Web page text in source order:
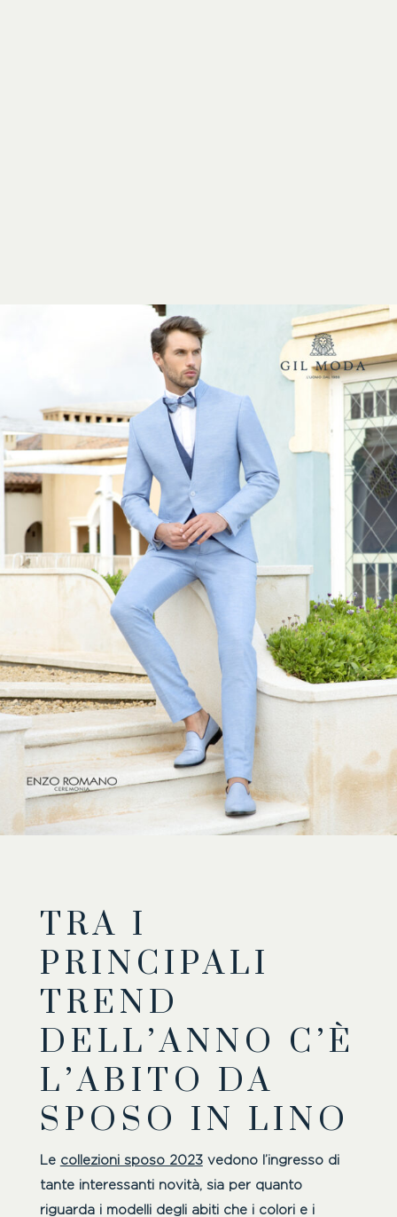
TRA I
PRINCIPALI
TREND
DELL’ANNO C’È
L’ABITO DA
SPOSO IN LINO
Le collezioni sposo 2023vedono l’ingresso di
tante interessanti novità, sia per quanto
riguarda i modelli degli abiti che i colori e i